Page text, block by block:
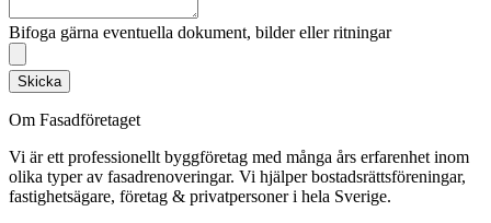
Bifoga gärna eventuella dokument, bilder eller ritningar
Skicka
Om Fasadföretaget
Vi är ett professionellt byggföretag med många års erfarenhet inom
olika typer av fasadrenoveringar. Vi hjälper bostadsrättsföreningar,
fastighetsägare, företag & privatpersoner i hela Sverige.